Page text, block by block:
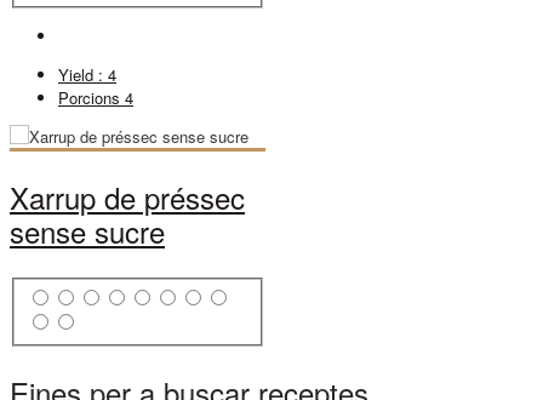
Yield : 4
Porcions 4
Xarrup de préssec
sense sucre